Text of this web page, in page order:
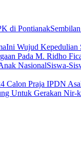
Ini Wujud Kepedulian
Pada M. Ridho
Siswa-
Calon Praja IPDN